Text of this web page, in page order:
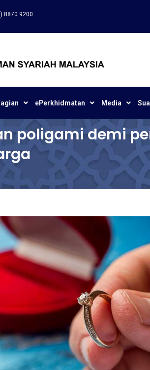
8870 9200
ePerkhidmatan Media
poligami demi